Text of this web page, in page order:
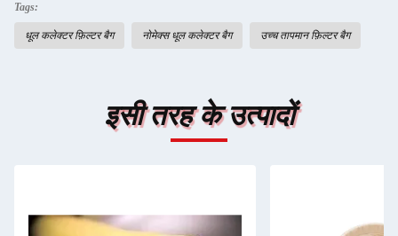
Tags:
धूल कलेक्टर फ़िल्टर बैग नोमेक्स धूल कलेक्टर बैग उच्च तापमान फ़िल्टर बैग
इसी तरह के उत्पादों